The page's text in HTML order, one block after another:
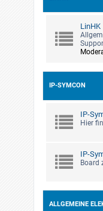
LinHK
IP-SYMCON
IP-
Hier
IP-
Board
ALLGEMEINE